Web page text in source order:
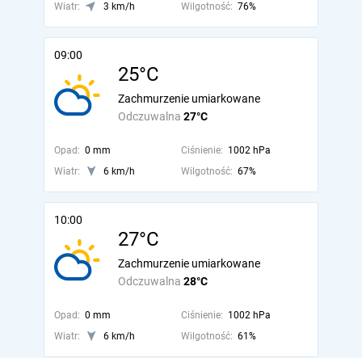
Wiatr:
3 km/h Wilgotność: 76%
09:00
25°C
Odczuwalna 27°C
Zachmurzenie umiarkowane
Opad: 0 mm Ciśnienie: 1002 hPa
Wiatr:
6 km/h Wilgotność: 67%
10:00
27°C
Odczuwalna 28°C
Zachmurzenie umiarkowane
Opad: 0 mm Ciśnienie: 1002 hPa
Wiatr:
6 km/h Wilgotność: 61%